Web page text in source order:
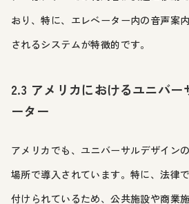
おり、特に、エレベーター内の音声案
されるシステムが特徴的です。
2.3 アメリカにおけるユニバ
ーター
アメリカでも、ユニバーサルデザイン
場所で導入されています。特に、法律
付けられているため、公共施設や商業